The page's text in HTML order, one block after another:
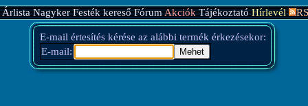
Árlista Nagyker Festék kereső FórumAkciók Tájékoztató Hírlevél
E-mail értesítés kérése az alábbi termék érkezésekor:
E-mail: